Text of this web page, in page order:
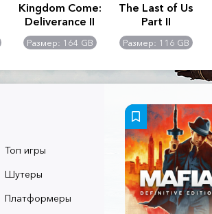
Kingdom Come:
Deliverance II
Размер: 164 GB
The Last of Us
Part II
Remastered
Размер: 116 GB
Топ игры
Шутеры
Платформеры